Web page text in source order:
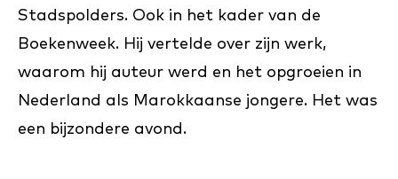
Stadspolders. Ook in het kader van de
Boekenweek. Hij vertelde over zijn werk,
waarom hij auteur werd en het opgroeien in
Nederland als Marokkaanse jongere. Het was
een bijzondere avond.